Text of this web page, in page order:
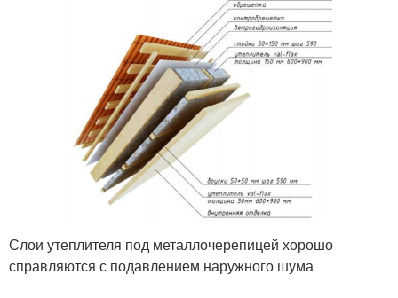
Слои утеплителя под металлочерепицей хорошо
справляются с подавлением наружного шума